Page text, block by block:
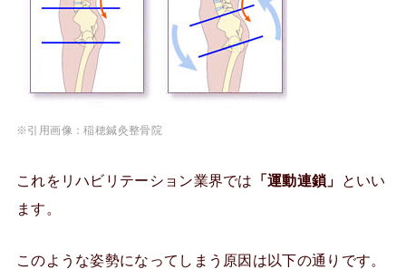
※引用画像：稲穂鍼灸整骨院
これをリハビリテーション業界では 「運動連鎖」
といい
ます。
このような姿勢になってしまう原因は以下の通りです。